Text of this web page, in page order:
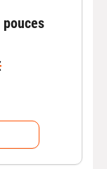
pouces